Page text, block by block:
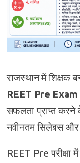
राजस्थान में शिक्षक
REET Pre Exam
सफलता प्राप्त करने
नवीनतम सिलेबस और
REET Pre परीक्षा